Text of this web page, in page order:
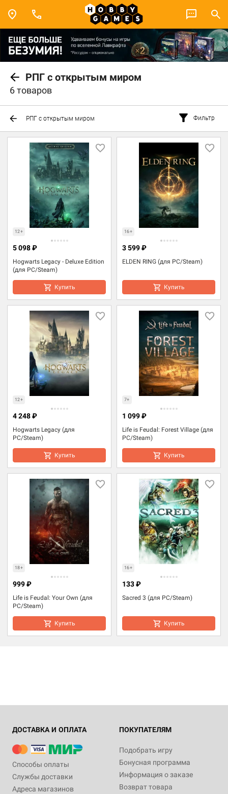
РПГ с открытым миром
6 товаров
РПГ с открытым миром Фильтр
12+
Hogwarts Legacy - Deluxe Edition
(для PC/Steam)
5 098 ₽
Купить
16+
ELDEN RING (для PC/Steam)
3 599 ₽
Купить
12+
Hogwarts Legacy (для
PC/Steam)
4 248 ₽
Купить
7+
Life is Feudal: Forest Village (для
PC/Steam)
1 099 ₽
Купить
18+
Life is Feudal: Your Own (для
PC/Steam)
999 ₽
Купить
16+
Sacred 3 (для PC/Steam)
133 ₽
Купить
ДОСТАВКА И ОПЛАТА
Способы оплаты
Службы доставки
Адреса магазинов
ПОКУПАТЕЛЯМ
Подобрать игру
Бонусная программа
Информация о заказе
Возврат товара